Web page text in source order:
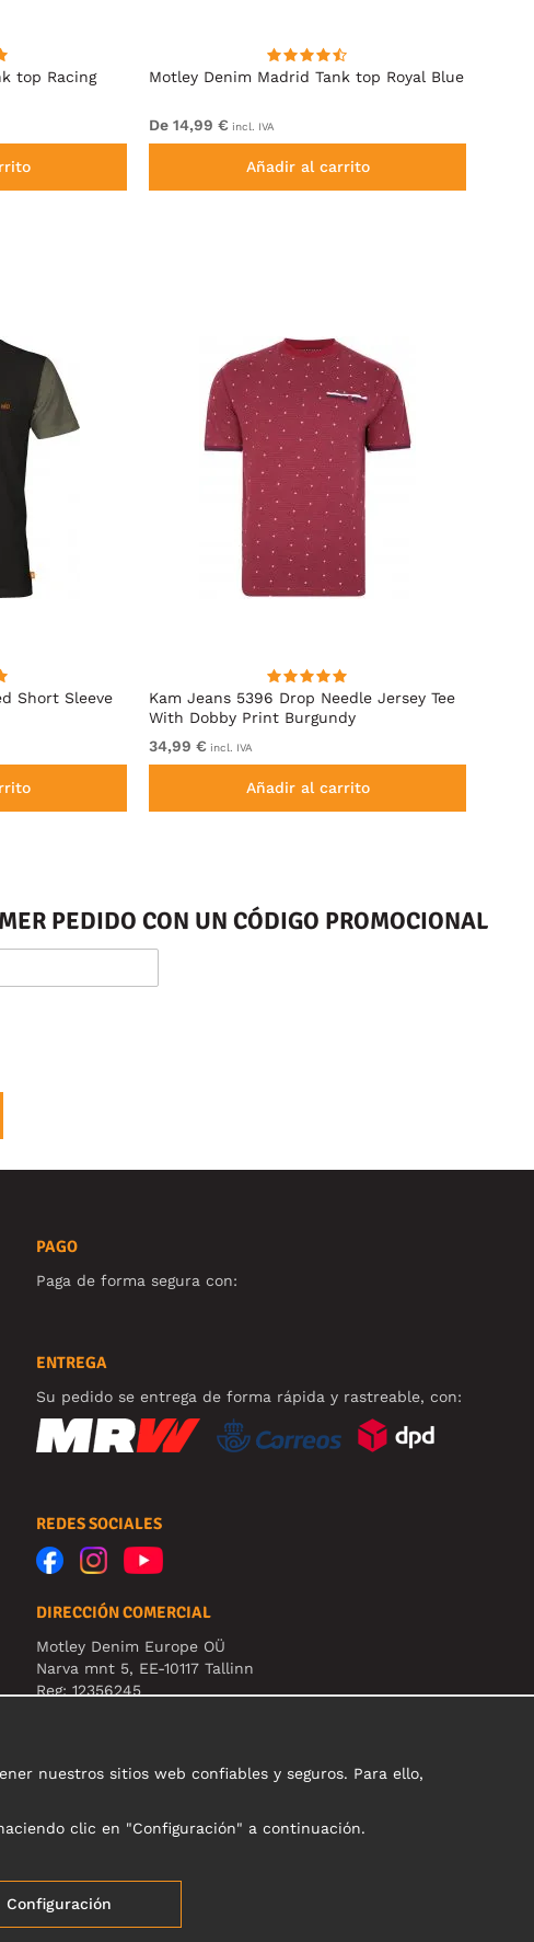
top Racing
Motley Denim Madrid Tank top Royal Blue
De 14,99 € incl. IVA
Añadir al carrito
Short Sleeve
Kam Jeans 5396 Drop Needle Jersey Tee
With Dobby Print Burgundy
34,99 € incl. IVA
Añadir al carrito
PEDIDO CON UN CÓDIGO PROMOCIONAL
PAGO
Paga de forma segura con:
ENTREGA
Su pedido se entrega de forma rápida y rastreable, con:
REDES SOCIALES
DIRECCIÓN COMERCIAL
Motley Denim Europe OÜ
Narva mnt 5, EE-10117 Tallinn
Reg: 12356245
nuestros sitios web confiables y seguros. Para ello,
clic en "Configuración" a continuación.
Configuración